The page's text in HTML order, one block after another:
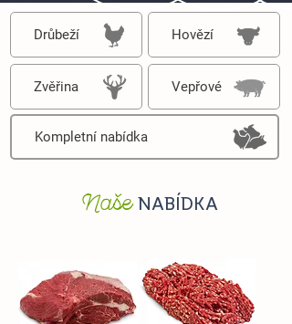
Drůbeží Hovězí
Zvěřina Vepřové
Kompletní nabídka
NašeNABÍDKA